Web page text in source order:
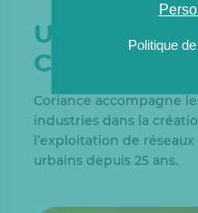
Une filiale
Coriance
Coriance accompagne
industries dans la
l’exploitation de
urbains depuis 25 ans.
Politique